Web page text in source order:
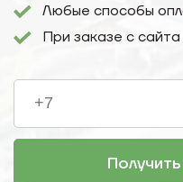
Любые способы
При заказе с